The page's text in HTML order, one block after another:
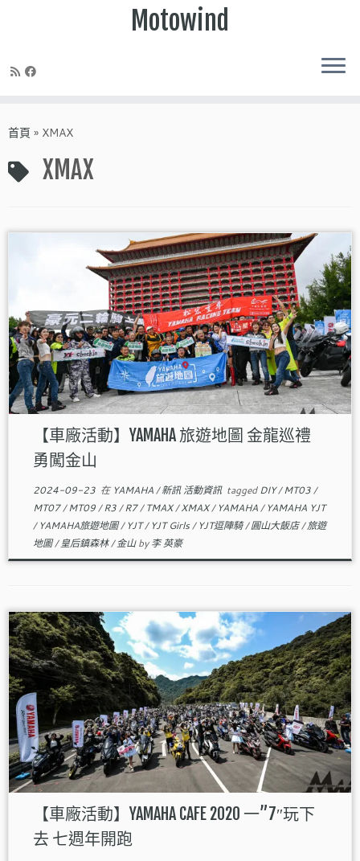
to
Motowind
首頁 » XMAX
XMAX
【車廠活動】YAMAHA 旅遊地圖 金龍巡禮
勇闖金山
2024-09-23在 YAMAHA/新訊 活動資訊 taggedDIY/MT03/
MT07/MT09/R3/R7/TMAX/XMAX/ YAMAHA/ YAMAHA YJT
/ YAMAHA旅遊地圖/ YJT/ YJT Girls/ YJT逗陣騎/圓山大飯店/旅遊
地圖/皇后鎮森林/金山by李 英豪
【車廠活動】YAMAHA CAFE 2020 一”7″玩下
去 七週年開跑